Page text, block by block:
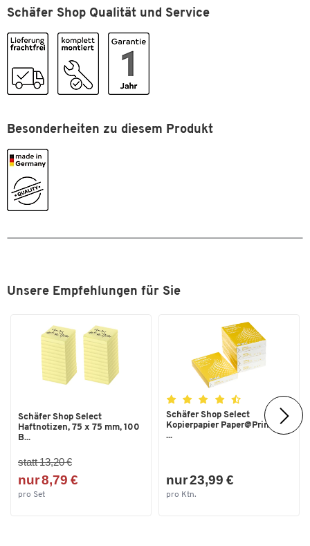
Schäfer Shop Qualität und Service
Besonderheiten zu diesem Produkt
Unsere Empfehlungen für Sie
Schäfer Shop Select
Haftnotizen, 75 x 75 mm, 100
B...
statt 13,20 €
nur 8,79 €
pro Set
Schäfer Shop Select
Kopierpapier Paper@Print, DIN
...
nur 23,99 €
pro Ktn.
Zum Zoomen doppeltippen